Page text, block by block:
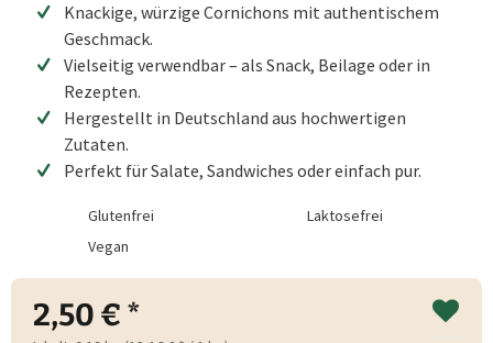
Knackige, würzige Cornichons mit authentischem
Geschmack.
Vielseitig verwendbar – als Snack, Beilage oder in
Rezepten.
Hergestellt in Deutschland aus hochwertigen
Zutaten.
Perfekt für Salate, Sandwiches oder einfach pur.
Glutenfrei
Laktosefrei
Vegan
2,50 € *